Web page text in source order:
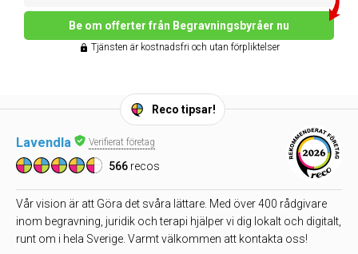
Be om offerter från Begravningsbyråer nu
Tjänsten är kostnadsfri och utan förpliktelser
Reco tipsar!
Lavendla Verifierat företag
566 recos
Vår vision är att Göra det svåra lättare. Med över 400 rådgivare
inom begravning, juridik och terapi hjälper vi dig lokalt och digitalt,
runt om i hela Sverige. Varmt välkommen att kontakta oss!